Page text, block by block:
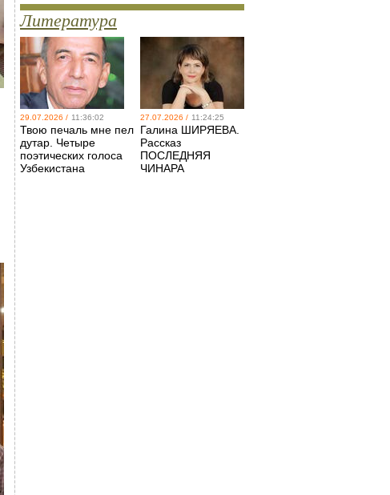
Литература
29.07.2026 / 11:36:02
Твою печаль мне пел
дутар. Четыре
поэтических голоса
Узбекистана
27.07.2026 / 11:24:25
Галина ШИРЯЕВА.
Рассказ
ПОСЛЕДНЯЯ
ЧИНАРА